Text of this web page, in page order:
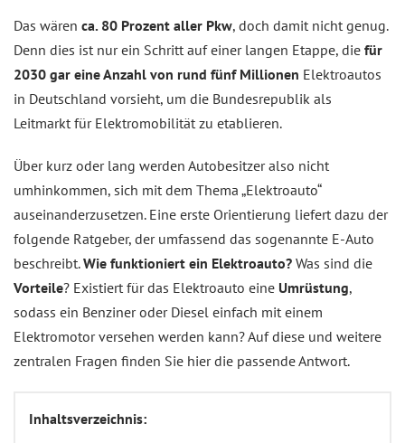
Das wären ca. 80 Prozent aller Pkw, doch damit nicht genug.
Denn dies ist nur ein Schritt auf einer langen Etappe, die für
2030 gar eine Anzahl von rund fünf Millionen Elektroautos
in Deutschland vorsieht, um die Bundesrepublik als
Leitmarkt für Elektromobilität zu etablieren.
Über kurz oder lang werden Autobesitzer also nicht
umhinkommen, sich mit dem Thema „Elektroauto“
auseinanderzusetzen. Eine erste Orientierung liefert dazu der
folgende Ratgeber, der umfassend das sogenannte E-Auto
beschreibt.Wie funktioniert ein Elektroauto? Was sind die
Vorteile? Existiert für das Elektroauto eine Umrüstung,
sodass ein Benziner oder Diesel einfach mit einem
Elektromotor versehen werden kann? Auf diese und weitere
zentralen Fragen finden Sie hier die passende Antwort.
Inhaltsverzeichnis: